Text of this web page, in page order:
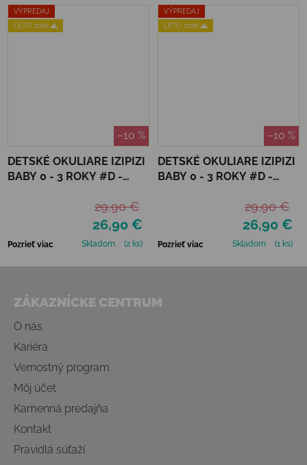
VÝPREDAJ
LETO 2026 🌊
–10 %
DETSKÉ OKULIARE IZIPIZI
BABY 0 - 3 ROKY #D -
26,90 €
29,90 €
Pozrieť viac Skladom (2 ks)
VÝPREDAJ
LETO 2026 🌊
–10 %
DETSKÉ OKULIARE IZIPIZI
BABY 0 - 3 ROKY #D -
26,90 €
29,90 €
Pozrieť viac Skladom (1 ks)
ZÁKAZNÍCKE CENTRUM
O nás
Kariéra
Vernostný program
Môj účet
Kamenná predajňa
Kontakt
Pravidlá súťaží